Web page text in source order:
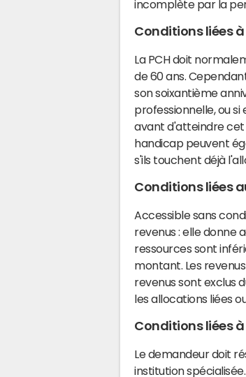
incomplète par la
Conditions liées
La PCH doit
de 60 ans.
son soixantième
professionnelle, ou
avant d'atteindre cet
handicap peuvent
s'ils touchent déjà
Conditions liées
Accessible sans
revenus : elle donne
ressources sont
montant. Les
revenus sont exclus
les allocations liées
Conditions liées
Le demandeur doit
institution